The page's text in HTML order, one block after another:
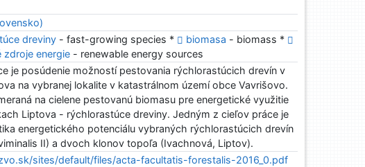
dreviny - fast-growing species * biomasa - biomass *
zdroje energie - renewable energy sources
je posúdenie možností pestovania rýchlorastúcich drevín v
na vybranej lokalite v katastrálnom území obce Vavrišovo.
na cielene pestovanú biomasu pre energetické využitie
Liptova - rýchlorastúce dreviny. Jedným z cieľov práce je
energetického potenciálu vybraných rýchlorastúcich drevín
II) a dvoch klonov topoľa (Ivachnová, Liptov).
sites/default/files/acta-facultatis-forestalis-2016_0.pdf